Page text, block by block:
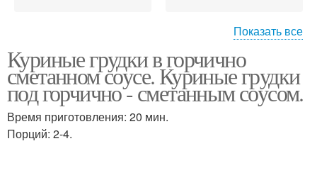
Грудка с мёдом Горчица в духовке
Грудка в медово-
Показать все
Куриные грудки в горчично
сметанном соусе. Куриные грудки
под горчично - сметанным соусом.
Время приготовления: 20 мин.
Порций: 2-4.